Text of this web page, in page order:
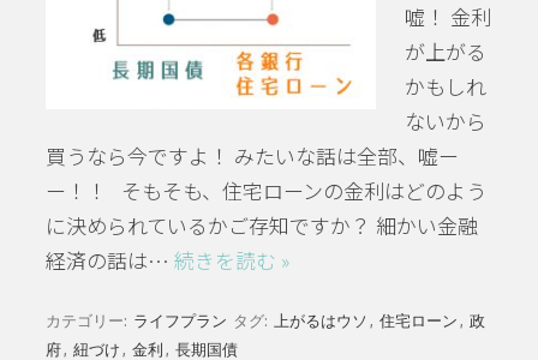
嘘！ 金利
が上がる
かもしれ
ないから
買うなら今ですよ！ みたいな話は全部、嘘ー
ー！！ そもそも、住宅ローンの金利はどのよう
に決められているかご存知ですか？ 細かい金融
経済の話は… 続きを読む »
カテゴリー: ライフプラン タグ: 上がるはウソ , 住宅ローン , 政
府, 紐づけ , 金利 , 長期国債